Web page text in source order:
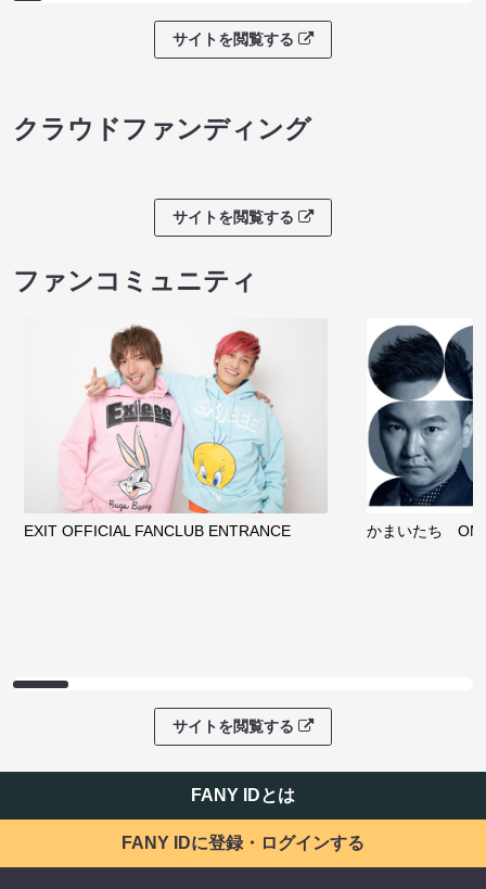
サイトを閲覧する
クラウドファンディング
サイトを閲覧する
ファンコミュニティ
EXIT OFFICIAL FANCLUB ENTRANCE かまいたち
サイトを閲覧する
FANY IDとは
FANY IDに登録・ログインする